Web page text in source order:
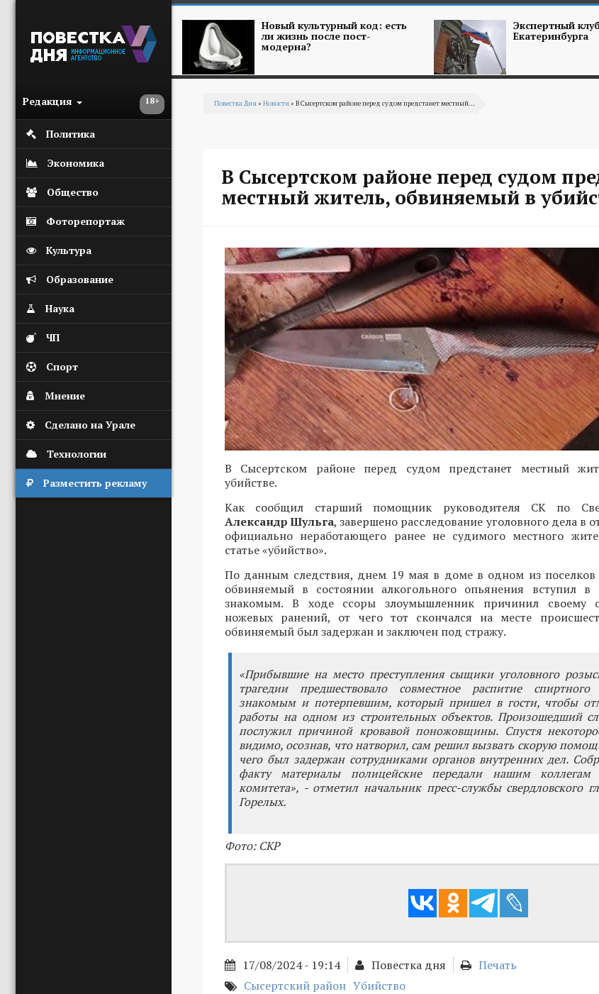
18+
Редакция
Политика
Экономика
Общество
Фоторепортаж
Культура
Образование
Наука
ЧП
Спорт
Мнение
Сделано на Урале
Технологии
Разместить рекламу
Новый культурный код: есть
ли жизнь после пост-
модерна?
Экспертный
Екатеринбурга
Повестка Дня» Новости» В Сысертском районе перед судом предстанет местный...
В Сысертском районе перед судом
местный житель, обвиняемый в
В Сысертском районе перед судом предстанет местный
убийстве.
Как сообщил старший помощник руководителя СК по
Александр Шульга, завершено расследование уголовного дела в
официально неработающего ранее не судимого местного
статье «убийство».
По данным следствия, днем 19 мая в доме в одном из поселков
обвиняемый в состоянии алкогольного опьянения вступил
знакомым. В ходе ссоры злоумышленник причинил своему
ножевых ранений, от чего тот скончался на месте
обвиняемый был задержан и заключен под стражу.
«Прибывшие на место преступления сыщики уголовного
трагедии предшествовало совместное распитие
знакомым и потерпевшим, который пришел в гости, чтобы
работы на одном из строительных объектов. Произошедший
послужил причиной кровавой поножовщины. Спустя
видимо, осознав, что натворил, сам решил вызвать скорую
чего был задержан сотрудниками органов внутренних дел.
факту материалы полицейские передали нашим коллегам
комитета», - отметил начальник пресс-службы свердловского
Горелых.
Фото: СКР
17/08/2024 - 19:14 Повестка дня
Печать
Сысертский район Убийство